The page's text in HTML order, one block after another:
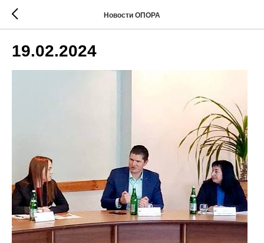
Новости ОПОРА
19.02.2024